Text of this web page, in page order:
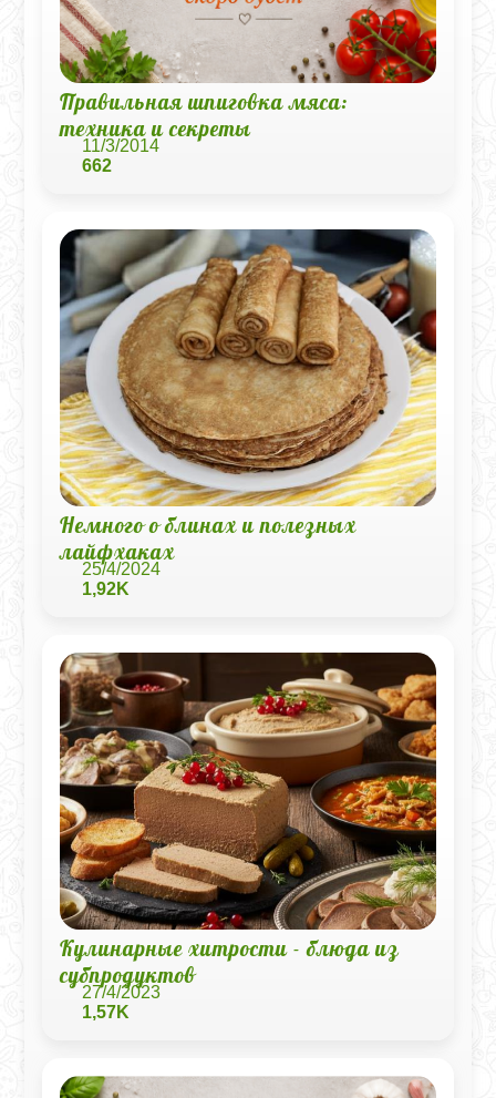
Правильная шпиговка мяса:
техника и секреты
11/3/2014
662
Немного о блинах и полезных
лайфхаках
25/4/2024
1,92K
Кулинарные хитрости - блюда из
субпродуктов
27/4/2023
1,57K